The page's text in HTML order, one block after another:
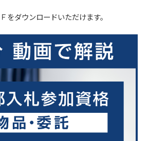
をダウンロードいただけます。